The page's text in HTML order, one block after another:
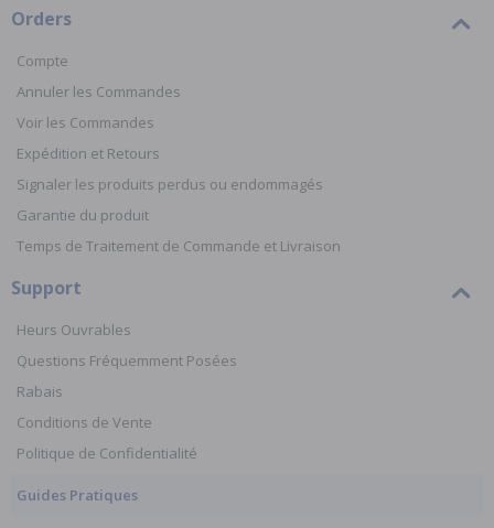
Orders
Compte
Annuler les Commandes
Voir les Commandes
Expédition et Retours
Signaler les produits perdus ou endommagés
Garantie du produit
Temps de Traitement de Commande et Livraison
Support
Heurs Ouvrables
Questions Fréquemment Posées
Rabais
Conditions de Vente
Politique de Confidentialité
Guides Pratiques